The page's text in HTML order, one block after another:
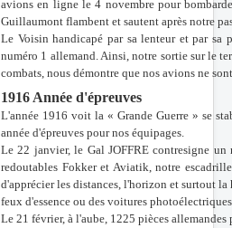
avions en ligne le 4 novembre pour
Guillaumont flambent et sautent après notre
Le Voisin handicapé par sa lenteur et par
numéro 1 allemand. Ainsi, notre sortie sur le
combats, nous démontre que nos avions ne
1916 Année d'épreuves
L'année 1916 voit la « Grande Guerre » se
année d'épreuves pour nos équipages.
Le 22 janvier, le Gal JOFFRE contresigne un
redoutables Fokker et Aviatik, notre
d'apprécier les distances, l'horizon et surtout la
feux d'essence ou des voitures
Le 21 février, à l'aube, 1225 pièces